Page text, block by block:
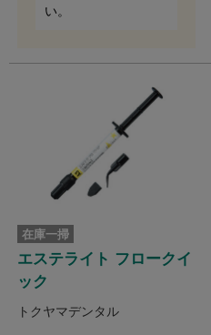
い。
在庫一掃
エステライト フロークイ
ック
トクヤマデンタル